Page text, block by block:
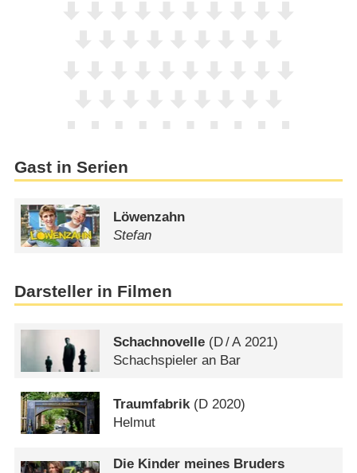
Gast in Serien
Löwenzahn
Stefan
Darsteller in Filmen
Schachnovelle (D/A 2021)
Schachspieler an Bar
Traumfabrik (D 2020)
Helmut
Die Kinder meines Bruders